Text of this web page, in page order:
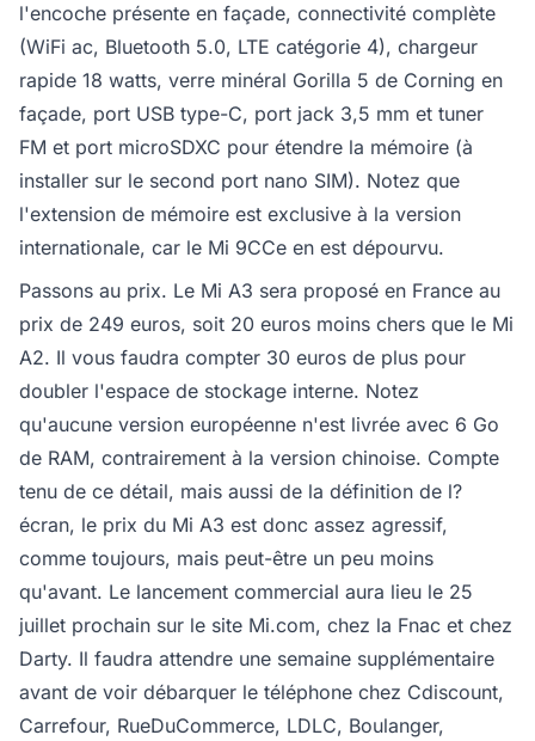
l'encoche présente en façade, connectivité complète
(WiFi ac, Bluetooth 5.0, LTE catégorie 4), chargeur
rapide 18 watts, verre minéral Gorilla 5 de Corning en
façade, port USB type-C, port jack 3,5 mm et tuner
FM et port microSDXC pour étendre la mémoire (à
installer sur le second port nano SIM). Notez que
l'extension de mémoire est exclusive à la version
internationale, car le Mi 9CCe en est dépourvu.
Passons au prix. Le Mi A3 sera proposé en France au
prix de 249 euros, soit 20 euros moins chers que le Mi
A2. Il vous faudra compter 30 euros de plus pour
doubler l'espace de stockage interne. Notez
qu'aucune version européenne n'est livrée avec 6 Go
de RAM, contrairement à la version chinoise. Compte
tenu de ce détail, mais aussi de la définition de l?
écran, le prix du Mi A3 est donc assez agressif,
comme toujours, mais peut-être un peu moins
qu'avant. Le lancement commercial aura lieu le 25
juillet prochain sur le site Mi.com, chez la Fnac et chez
Darty. Il faudra attendre une semaine supplémentaire
avant de voir débarquer le téléphone chez Cdiscount,
Carrefour, RueDuCommerce, LDLC, Boulanger,